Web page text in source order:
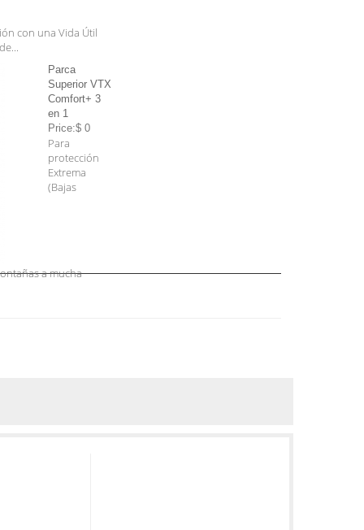
con una Vida Útil
Parca
Superior VTX
Comfort+ 3
en 1
Price:$ 0
Para
protección
Extrema
(Bajas
a mucha